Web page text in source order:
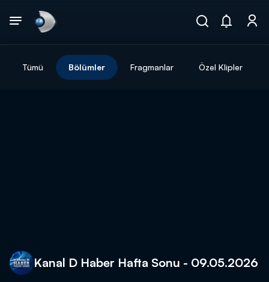
Tümü Bölümler Fragmanlar Özel Klipler
Kanal D Haber Hafta Sonu - 09.05.2026